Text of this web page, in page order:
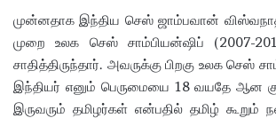
முன்னதாக இந்திய செஸ் ஜாம்பவான்
முறை உலக செஸ் சாம்பியன்ஷிப் (2007-
சாதித்திருந்தார். அவருக்கு பிறகு உலக செஸ்
இந்தியர் எனும் பெருமையை 18 வயதே ஆன
இருவரும் தமிழர்கள் என்பதில் தமிழ் கூறும்